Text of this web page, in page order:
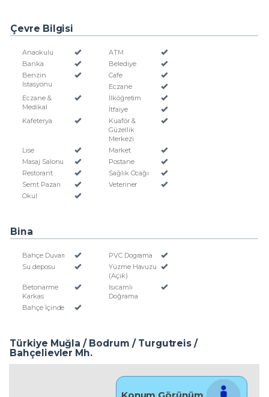
Çevre Bilgisi
Anaokulu
ATM
Banka
Belediye
Benzin
Istasyonu
Cafe
Eczane
Eczane &
Medikal
İlköğretim
İtfaiye
Kafeterya
Kuaför &
Güzellik
Merkezi
Lise
Market
Masaj Salonu
Postane
Restorant
Sağlık Ocağı
Semt Pazarı
Veteriner
Okul
Bina
Bahçe Duvarı
PVC Dograma
Su deposu
Yüzme Havuzu
(Açık)
Betonarme
Karkas
Isıcamlı
Doğrama
Bahçe İçinde
Türkiye Muğla / Bodrum / Turgutreis /
Bahçelievler Mh.